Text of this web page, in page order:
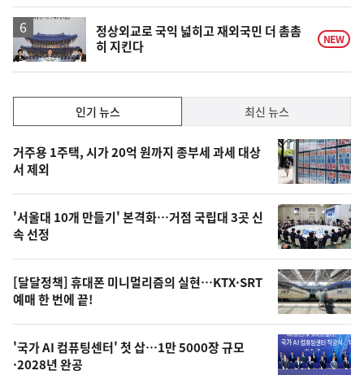
일
정상외교로 국익 넓히고 재외국민 더 촘촘
히 지킨다
NEW
기,
최
신,
오
늘
의
영
상
오
인기 뉴스 최신 뉴스
인
기
뉴
스
거주용 1주택, 시가 20억 원까지 종부세 과세 대상
서 제외
'서울대 10개 만들기' 본격화…거점 국립대 3곳 신
속 선정
[달달정책] 휴대폰 미니멀리즘의 실현…KTX·SRT
예매 한 번에 끝!
'국가 AI 컴퓨팅센터' 첫 삽…1만 5000장 규모
·2028년 완공